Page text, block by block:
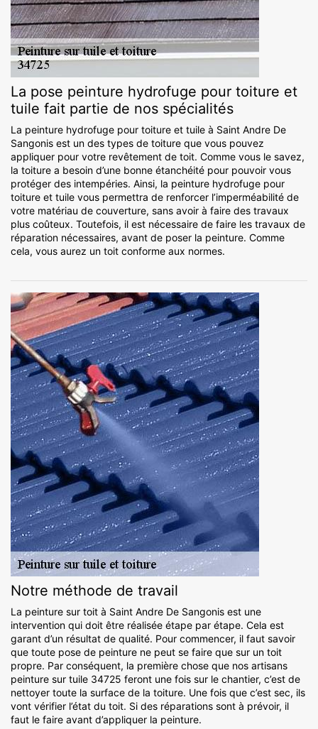
La pose peinture hydrofuge pour toiture et
tuile fait partie de nos spécialités
La peinture hydrofuge pour toiture et tuile à Saint Andre De
Sangonis est un des types de toiture que vous pouvez
appliquer pour votre revêtement de toit. Comme vous le savez,
la toiture a besoin d’une bonne étanchéité pour pouvoir vous
protéger des intempéries. Ainsi, la peinture hydrofuge pour
toiture et tuile vous permettra de renforcer l’imperméabilité de
votre matériau de couverture, sans avoir à faire des travaux
plus coûteux. Toutefois, il est nécessaire de faire les travaux de
réparation nécessaires, avant de poser la peinture. Comme
cela, vous aurez un toit conforme aux normes.
Notre méthode de travail
La peinture sur toit à Saint Andre De Sangonis est une
intervention qui doit être réalisée étape par étape. Cela est
garant d’un résultat de qualité. Pour commencer, il faut savoir
que toute pose de peinture ne peut se faire que sur un toit
propre. Par conséquent, la première chose que nos artisans
peinture sur tuile 34725 feront une fois sur le chantier, c’est de
nettoyer toute la surface de la toiture. Une fois que c’est sec, ils
vont vérifier l’état du toit. Si des réparations sont à prévoir, il
faut le faire avant d’appliquer la peinture.